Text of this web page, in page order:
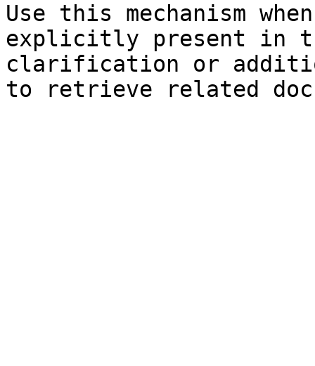
Use this mechanism
explicitly present in
clarification or